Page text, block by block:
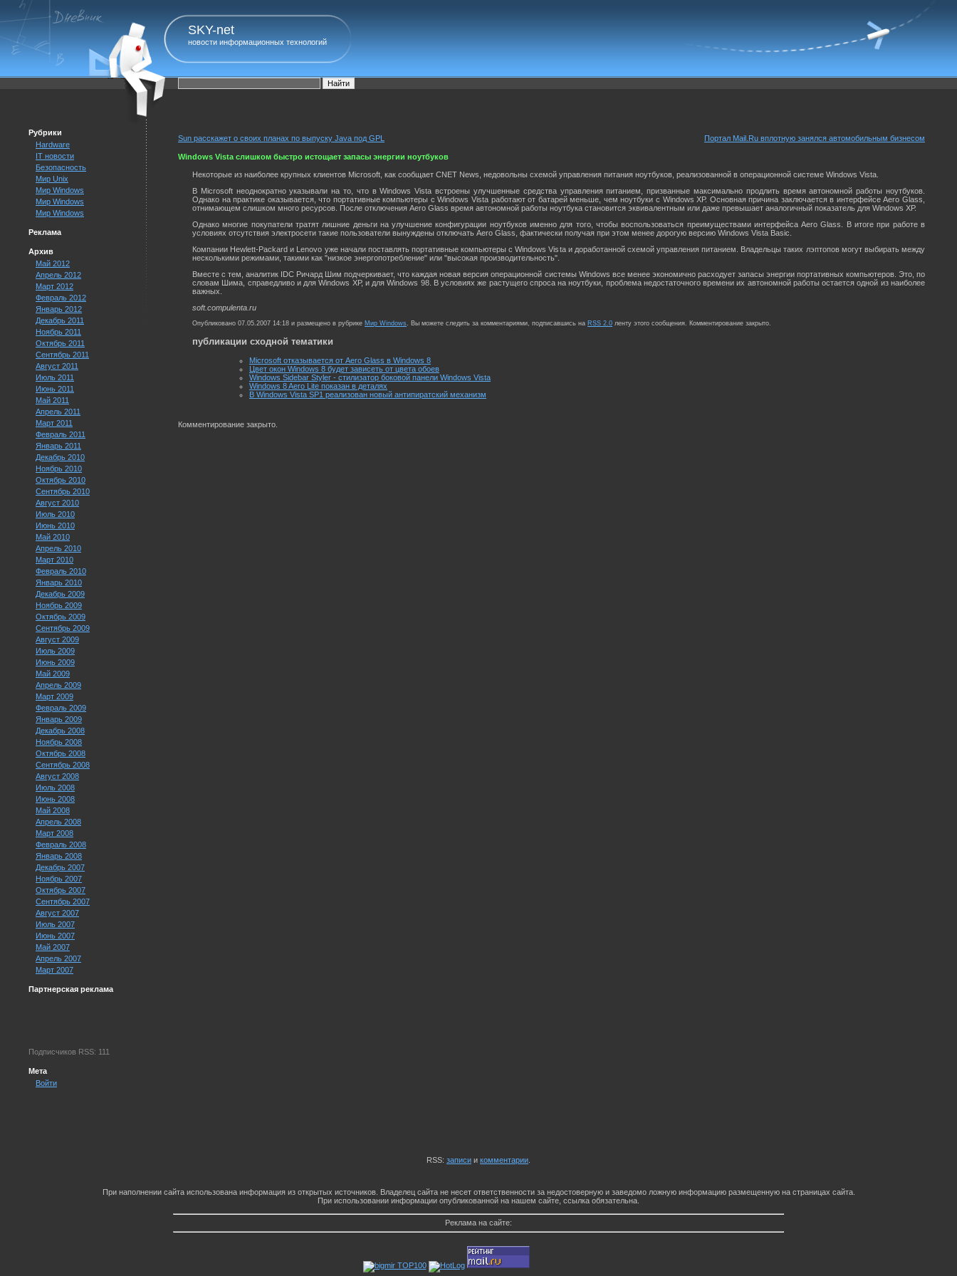
SKY-net
новости информационных технологий
Рубрики
Hardware
IT новости
Безопасность
Мир Unix
Мир Windows
Мир Windows
Мир Windows
Реклама
Архив
Май 2012
Апрель 2012
Март 2012
Февраль 2012
Январь 2012
Декабрь 2011
Ноябрь 2011
Октябрь 2011
Сентябрь 2011
Август 2011
Июль 2011
Июнь 2011
Май 2011
Апрель 2011
Март 2011
Февраль 2011
Январь 2011
Декабрь 2010
Ноябрь 2010
Октябрь 2010
Сентябрь 2010
Август 2010
Июль 2010
Июнь 2010
Май 2010
Апрель 2010
Март 2010
Февраль 2010
Январь 2010
Декабрь 2009
Ноябрь 2009
Октябрь 2009
Сентябрь 2009
Август 2009
Июль 2009
Июнь 2009
Май 2009
Апрель 2009
Март 2009
Февраль 2009
Январь 2009
Декабрь 2008
Ноябрь 2008
Октябрь 2008
Сентябрь 2008
Август 2008
Июль 2008
Июнь 2008
Май 2008
Апрель 2008
Март 2008
Февраль 2008
Январь 2008
Декабрь 2007
Ноябрь 2007
Октябрь 2007
Сентябрь 2007
Август 2007
Июль 2007
Июнь 2007
Май 2007
Апрель 2007
Март 2007
Партнерская реклама
Подписчиков RSS: 111
Мета
Войти
Sun расскажет о своих планах по выпуску Java под GPL Портал Mail.Ru вплотную занялся автомобильным бизнесом
Windows Vista слишком быстро истощает запасы энергии ноутбуков
Некоторые из наиболее крупных клиентов Microsoft, как сообщает CNET News, недовольны схемой управления питания ноутбуков, реализованной в операционной системе Windows Vista.
В Microsoft неоднократно указывали на то, что в Windows Vista встроены улучшенные средства управления питанием, призванные максимально продлить время автономной работы ноутбуков.
Однако на практике оказывается, что портативные компьютеры с Windows Vista работают от батарей меньше, чем ноутбуки с Windows ХР. Основная причина заключается в интерфейсе Aero Glass,
отнимающем слишком много ресурсов. После отключения Aero Glass время автономной работы ноутбука становится эквивалентным или даже превышает аналогичный показатель для Windows ХР.
Однако многие покупатели тратят лишние деньги на улучшение конфигурации ноутбуков именно для того, чтобы воспользоваться преимуществами интерфейса Aero Glass. В итоге при работе в
условиях отсутствия электросети такие пользователи вынуждены отключать Aero Glass, фактически получая при этом менее дорогую версию Windows Vista Basic.
Компании Hewlett-Packard и Lenovo уже начали поставлять портативные компьютеры с Windows Vista и доработанной схемой управления питанием. Владельцы таких лэптопов могут выбирать между
несколькими режимами, такими как "низкое энергопотребление" или "высокая производительность".
Вместе с тем, аналитик IDC Ричард Шим подчеркивает, что каждая новая версия операционной системы Windows все менее экономично расходует запасы энергии портативных компьютеров. Это, по
словам Шима, справедливо и для Windows ХР, и для Windows 98. В условиях же растущего спроса на ноутбуки, проблема недостаточного времени их автономной работы остается одной из наиболее
важных.
soft.compulenta.ru
Опубликовано 07.05.2007 14:18 и размещено в рубрике Мир Windows. Вы можете следить за комментариями, подписавшись на RSS 2.0 ленту этого сообщения. Комментирование закрыто.
публикации сходной тематики
Microsoft отказывается от Aero Glass в Windows 8
Цвет окон Windows 8 будет зависеть от цвета обоев
Windows Sidebar Styler - стилизатор боковой панели Windows Vista
Windows 8 Aero Lite показан в деталях
В Windows Vista SP1 реализован новый антипиратский механизм
Комментирование закрыто.
RSS: записи и комментарии
При наполнении сайта использована информация из открытых источников. Владелец сайта не несет ответственности за недостоверную и заведомо ложную информацию размещенную на страницах сайта.
При использовании информации опубликованной на нашем сайте, ссылка обязательна.
Реклама на сайте: